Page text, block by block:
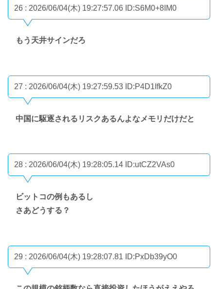
26 : 2026/06/04(木) 19:27:57.06 ID:S6M0+8IM0
もう天井サインだろ
27 : 2026/06/04(木) 19:27:59.53 ID:P4D1IfkZ0
中国に駆逐されるリスクあるんよなメモリだけだと
28 : 2026/06/04(木) 19:28:05.14 ID:utCZ2VAs0
ビットコの例もあるし
さあどうする？
29 : 2026/06/04(木) 19:28:07.81 ID:PxDb39yO0